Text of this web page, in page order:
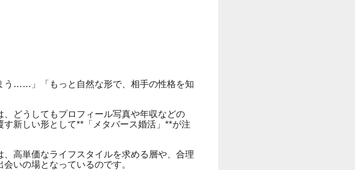
う……」「もっと自然な形で、相手の性格を知
どうしてもプロフィール写真や年収などの
す新しい形として**「メタバース婚活」**が注
高単価なライフスタイルを求める層や、合理
いの場となっているのです。